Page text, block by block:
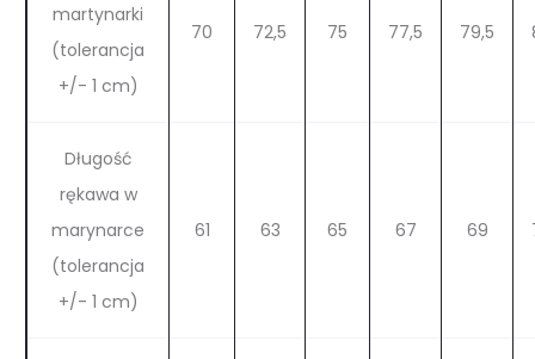
martynarki
(tolerancja
+/- 1 cm)
70 72,5 75 77,5 79,5
Długość
rękawa w
marynarce
(tolerancja
+/- 1 cm)
61 63 65 67 69